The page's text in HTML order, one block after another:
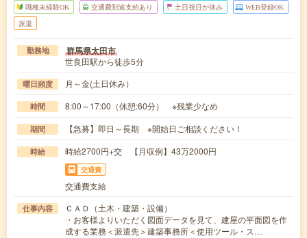
職種未経験OK 交通費別途支給あり 土日祝日が休み WEB登録OK
派遣
勤務地 群馬県太田市
世良田駅から徒歩5分
曜日頻度 月～金(土日休み）
時間 8:00～17:00（休憩:60分） ※残業少なめ
期間 【急募】即日～長期 ※開始日ご相談ください！
時給 時給2700円+交 【月収例】43万2000円
交通費
交通費支給
仕事内容
ＣＡＤ（土木・建築・設備）
・お客様よりいただく図面データを見て、建屋の平面図を作
成する業務＜派遣先＞建築事務所＜使用ツール・ス…